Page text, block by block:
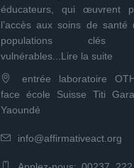
éducateurs, qui œuvrent
l’accès aux soins de santé
populations clés
vulnérables... Lire la suite
entrée laboratoire
face école Suisse Titi
Yaoundé
info@affirmativeact.org